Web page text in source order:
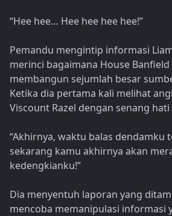
“Hee hee… Hee hee hee hee!”
Pemandu mengintip informasi
merinci bagaimana House
membangun sejumlah besar
Ketika dia pertama kali melihat
Viscount Razel dengan senang
“Akhirnya, waktu balas dendamku
sekarang kamu akhirnya akan
kedengkianku!”
Dia menyentuh laporan yang
mencoba memanipulasi informasi